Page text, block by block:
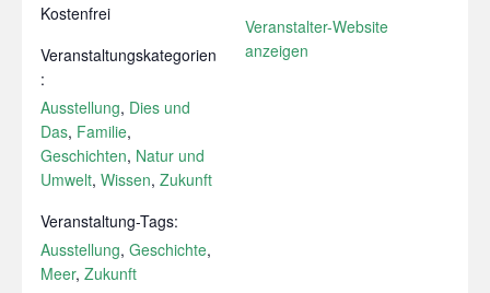
Kostenfrei
Veranstaltungskategorien
:
Ausstellung, Dies und
Das, Familie,
Geschichten, Natur und
Umwelt, Wissen, Zukunft
Veranstaltung-Tags:
Ausstellung, Geschichte,
Meer, Zukunft
Veranstalter-Website
anzeigen